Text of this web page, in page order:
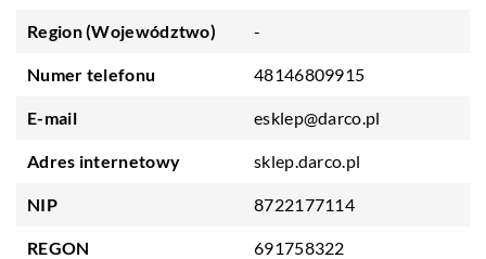
Region (Województwo) -
Numer telefonu 48146809915
E-mail esklep@darco.pl
Adres internetowy sklep.darco.pl
NIP 8722177114
REGON 691758322